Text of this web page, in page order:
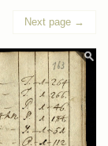
Next page →